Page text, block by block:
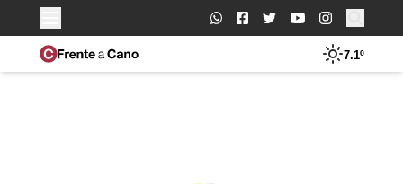
Buscar:
7.1º